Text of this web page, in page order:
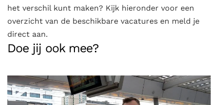
het verschil kunt maken? Kijk hieronder voor een
overzicht van de beschikbare vacatures en meld je
direct aan.
Doe jij ook mee?